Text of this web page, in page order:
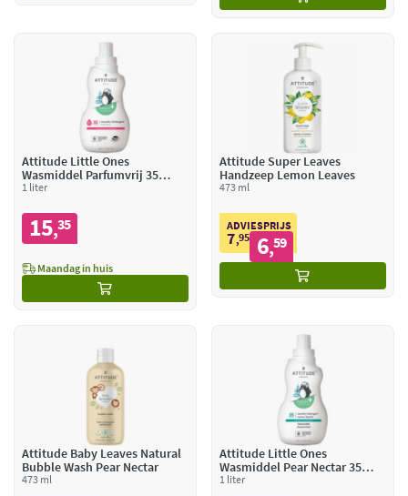
Attitude Little Ones
Wasmiddel Parfumvrij 35
Wasbeurten
1 liter
15,35
Maandag in huis
Attitude Super Leaves
Handzeep Lemon Leaves
473 ml
ADVIESPRIJS
7,95 6,59
Attitude Baby Leaves Natural
Bubble Wash Pear Nectar
473 ml
Attitude Little Ones
Wasmiddel Pear Nectar 35
Wasbeurten
1 liter